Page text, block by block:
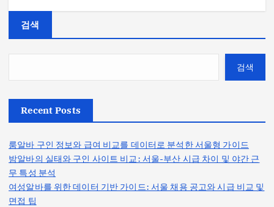
검색
검색
Recent Posts
룸알바 구인 정보와 급여 비교를 데이터로 분석한 서울형 가이드
밤알바의 실태와 구인 사이트 비교: 서울-부산 시급 차이 및 야간 근
무 특성 분석
여성알바를 위한 데이터 기반 가이드: 서울 채용 공고와 시급 비교 및
면접 팁